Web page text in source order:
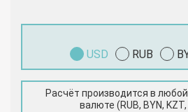
USD RUB
Расчёт производится в
валюте (RUB, BYN, KZT,